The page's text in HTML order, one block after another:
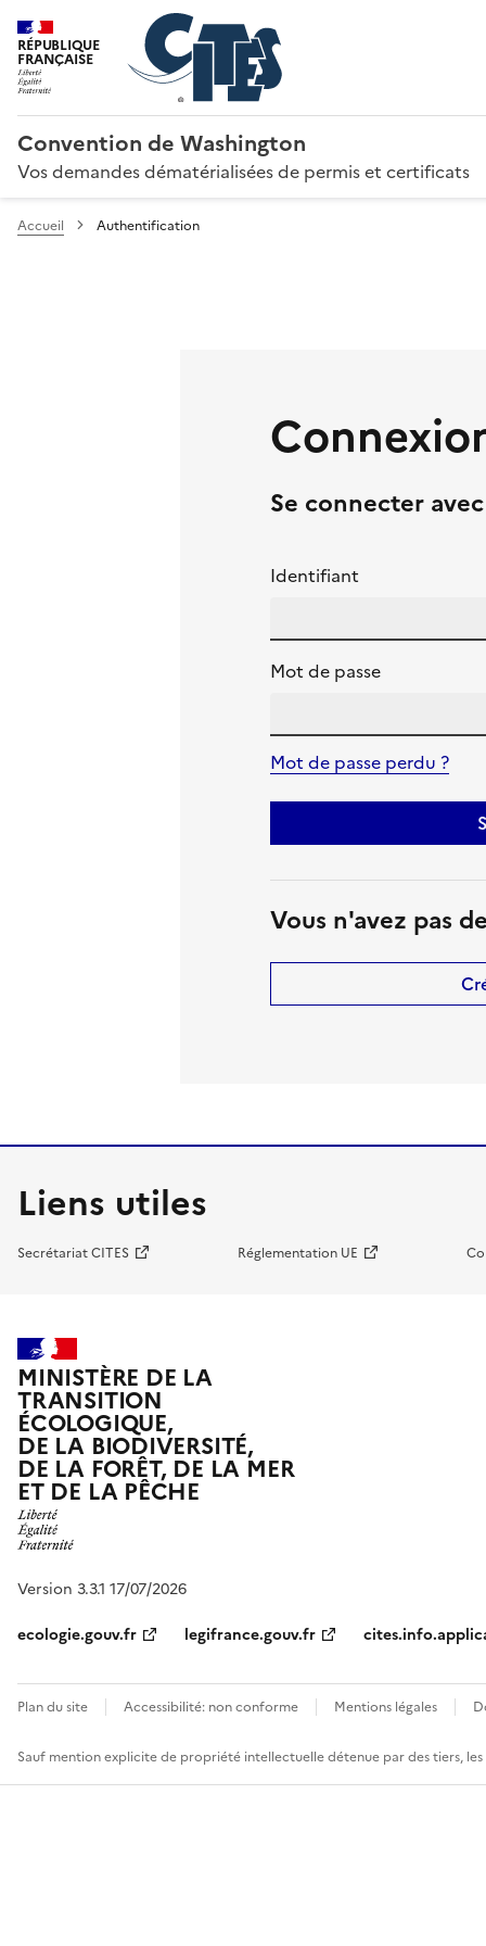
RÉPUBLIQUE
FRANÇAISE
Convention de Washington
Vos demandes dématérialisées de permis et certificats
Accueil Authentification
Se connecter
Identifiant
Mot de passe
Mot de passe perdu ?
Vous n'avez pas
Liens utiles
Secrétariat CITES Réglementation UE
MINISTÈRE DE LA
TRANSITION
ÉCOLOGIQUE,
DE LA BIODIVERSITÉ,
DE LA FORÊT, DE LA MER
ET DE LA PÊCHE
Version 3.3.1 17/07/2026
ecologie.gouv.fr
legifrance.gouv.fr
Plan du site Accessibilité: non conforme Mentions légales
Sauf mention explicite de propriété intellectuelle détenue par des tiers,